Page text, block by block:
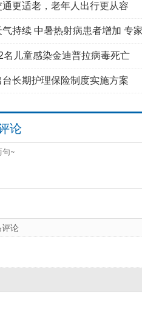
通更适老，老年人出行更从容
持续 中暑热射病患者增加 专
名儿童感染金迪普拉病毒死亡
台长期护理保险制度实施方案
论
评论